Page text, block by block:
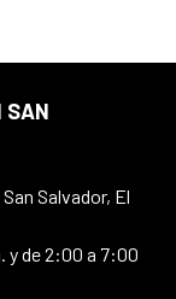
SAN
Salvador, El
y de 2:00 a 7:00